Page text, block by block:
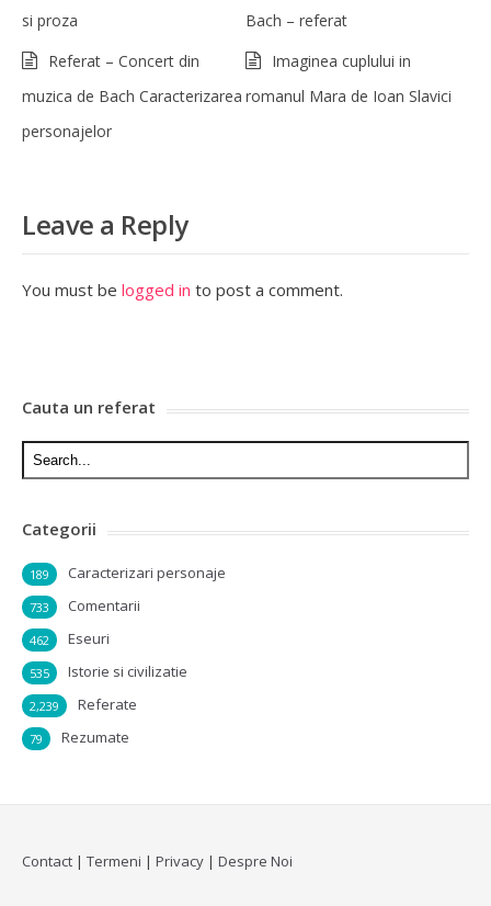
si proza
Bach – referat
Referat – Concert din
muzica de Bach Caracterizarea
personajelor
Imaginea cuplului in
romanul Mara de Ioan Slavici
Leave a Reply
You must be logged in to post a comment.
Cauta un referat
Categorii
Caracterizari personaje
189
Comentarii
733
Eseuri
462
Istorie si civilizatie
535
Referate
2,239
Rezumate
79
Contact | Termeni | Privacy | Despre Noi